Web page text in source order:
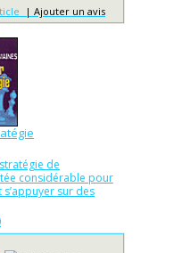
| Ajouter un avis
de
considérable pour
sur des